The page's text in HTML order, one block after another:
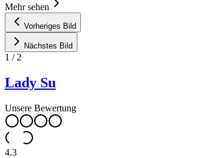
Mehr sehen
Vorheriges Bild
Nächstes Bild
1 / 2
Lady Su
Unsere Bewertung
4.3